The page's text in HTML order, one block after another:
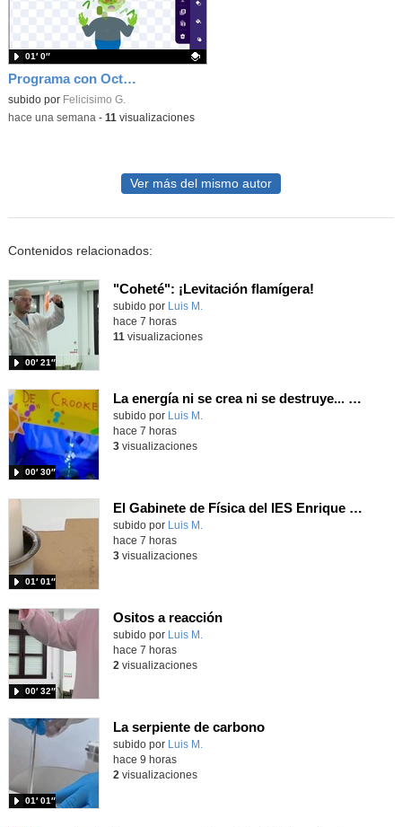
Programa con OctoStudio, un juego homenajeando al House of the dead con Zombies
Contenido educativo.
subido por Felicisimo G.
01′ 0″
-hace una semana - 11 visualizaciones
Ver más del mismo autor
Contenidos relacionados:
"Coheté": ¡Levitación flamígera!
Contenido educativo.
subido por Luis M.
00′ 21″
hace 7 horas
11 visualizaciones
La energía ni se crea ni se destruye... ¡se experimenta! El Tierno en la Feria Madrid es Ciencia 2026
Contenido educativo.
subido por Luis M.
00′ 30″
hace 7 horas
3visualizaciones
El Gabinete de Física del IES Enrique Tierno Galván de Parla (Curso 25-26)
Contenido educativo.
subido por Luis M.
01′ 01″
hace 7 horas
3visualizaciones
Ositos a reacción
Contenido educativo.
subido por Luis M.
00′ 32″
hace 7 horas
2 visualizaciones
La serpiente de carbono
Contenido educativo.
subido por Luis M.
01′ 01″
hace 9 horas
2 visualizaciones